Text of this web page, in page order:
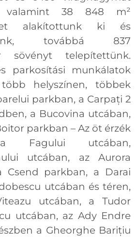
valamint 38 848 m²
alakítottunk ki és
továbbá 837
sövényt telepítettünk.
parkosítási munkálatok
helyszínen, többek
parkban, a Carpați 2
a Bucovina utcában,
parkban – Az öt érzék
Fagului utcában,
utcában, az Aurora
Csend parkban, a Darai
utcában és téren,
utcában, a Tudor
utcában, az Ady Endre
a Gheorghe Barițiu